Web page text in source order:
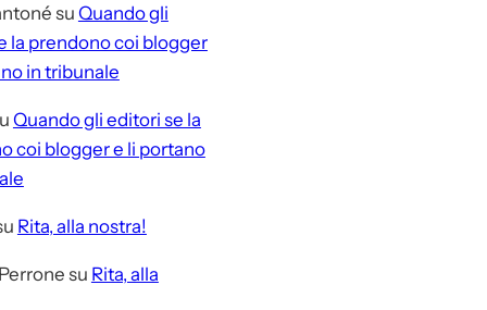
su Quando gli
la prendono coi blogger
in tribunale
Quando gli editori se la
coi blogger e li portano
Rita, alla nostra!
su Rita, alla